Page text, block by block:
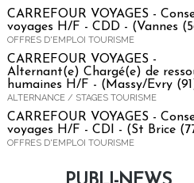
CARREFOUR VOYAGES -
voyages H/F - CDD - (Vannes
OFFRES D'EMPLOI TOURISME
CARREFOUR VOYAGES -
Alternant(e) Chargé(e) de
humaines H/F - (Massy/Evry
ALTERNANCE / STAGES TOURISME
CARREFOUR VOYAGES -
voyages H/F - CDI - (St Brice
OFFRES D'EMPLOI TOURISME